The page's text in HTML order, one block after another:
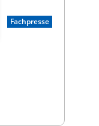
Fachpresse